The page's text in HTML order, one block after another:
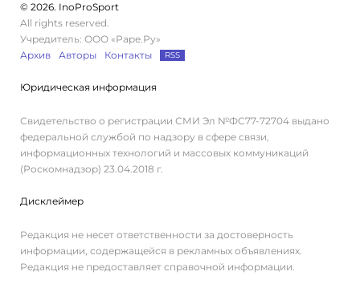
© 2026. InoProSport
All rights reserved.
Учредитель: ООО «Раре.Ру»
Архив
Авторы Контакты RSS
Юридическая информация
Свидетельство о регистрации СМИ Эл №ФС77-72704 выдано
федеральной службой по надзору в сфере связи,
информационных технологий и массовых коммуникаций
(Роскомнадзор) 23.04.2018 г.
Дисклеймер
Редакция не несет ответственности за достоверность
информации, содержащейся в рекламных объявлениях.
Редакция не предоставляет справочной информации.